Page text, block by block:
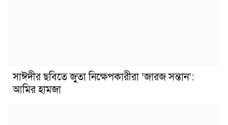
সাঈদীর ছবিতে জুতা নিক্ষেপকারীরা ‘জারজ সন্তান’:
আমির হামজা